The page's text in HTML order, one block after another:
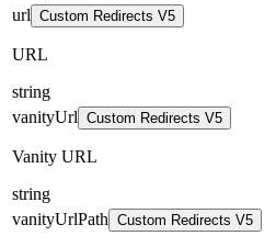
url Custom Redirects V5
URL
string
vanityUrl Custom Redirects V5
Vanity URL
string
vanityUrlPath Custom Redirects V5